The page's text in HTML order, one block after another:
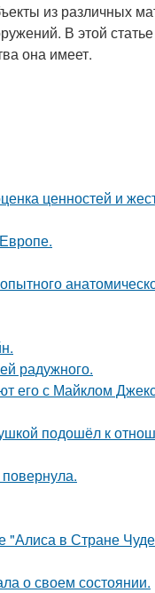
из различных
В этой
она имеет.
ценностей и
радужного.
его с Майклом
подошёл к
"Алиса в Стране
о своем состоянии.